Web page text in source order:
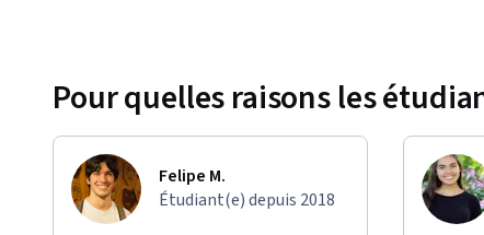
Pour quelles raisons les
Felipe M.
Étudiant(e) depuis 2018